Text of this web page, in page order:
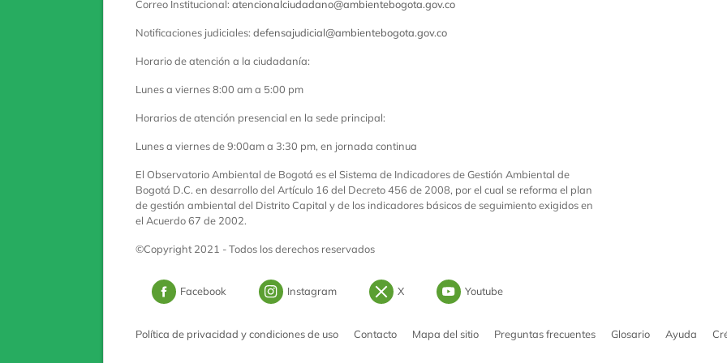
Correo Institucional: atencionalciudadano@ambientebogota.gov.co
Notificaciones judiciales: defensajudicial@ambientebogota.gov.co
Horario de atención a la ciudadanía:
Lunes a viernes 8:00 am a 5:00 pm
Horarios de atención presencial en la sede principal:
Lunes a viernes de 9:00am a 3:30 pm, en jornada continua
El Observatorio Ambiental de Bogotá es el Sistema de Indicadores de Gestión Ambiental de
Bogotá D.C. en desarrollo del Artículo 16 del Decreto 456 de 2008, por el cual se reforma el plan
de gestión ambiental del Distrito Capital y de los indicadores básicos de seguimiento exigidos en
el Acuerdo 67 de 2002.
©Copyright 2021 - Todos los derechos reservados
Facebook Logo FacebookInstagram Logo Instagram
XLogo Twitter Youtube
Política de privacidad y condiciones de uso Contacto Mapa del sitio Preguntas frecuentes Glosario Ayuda